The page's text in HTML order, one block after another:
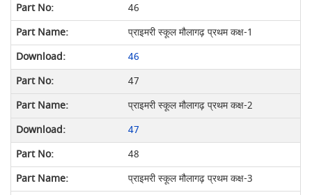
46
प्राइमरी स्कूल मौलागढ़ प्रथम कक्ष-1
46
47
प्राइमरी स्कूल मौलागढ़ प्रथम कक्ष-2
47
48
प्राइमरी स्कूल मौलागढ़ प्रथम कक्ष-3